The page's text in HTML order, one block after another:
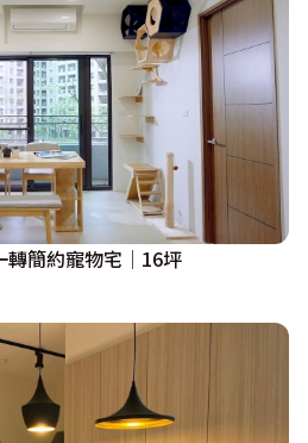
轉簡約寵物宅│16坪